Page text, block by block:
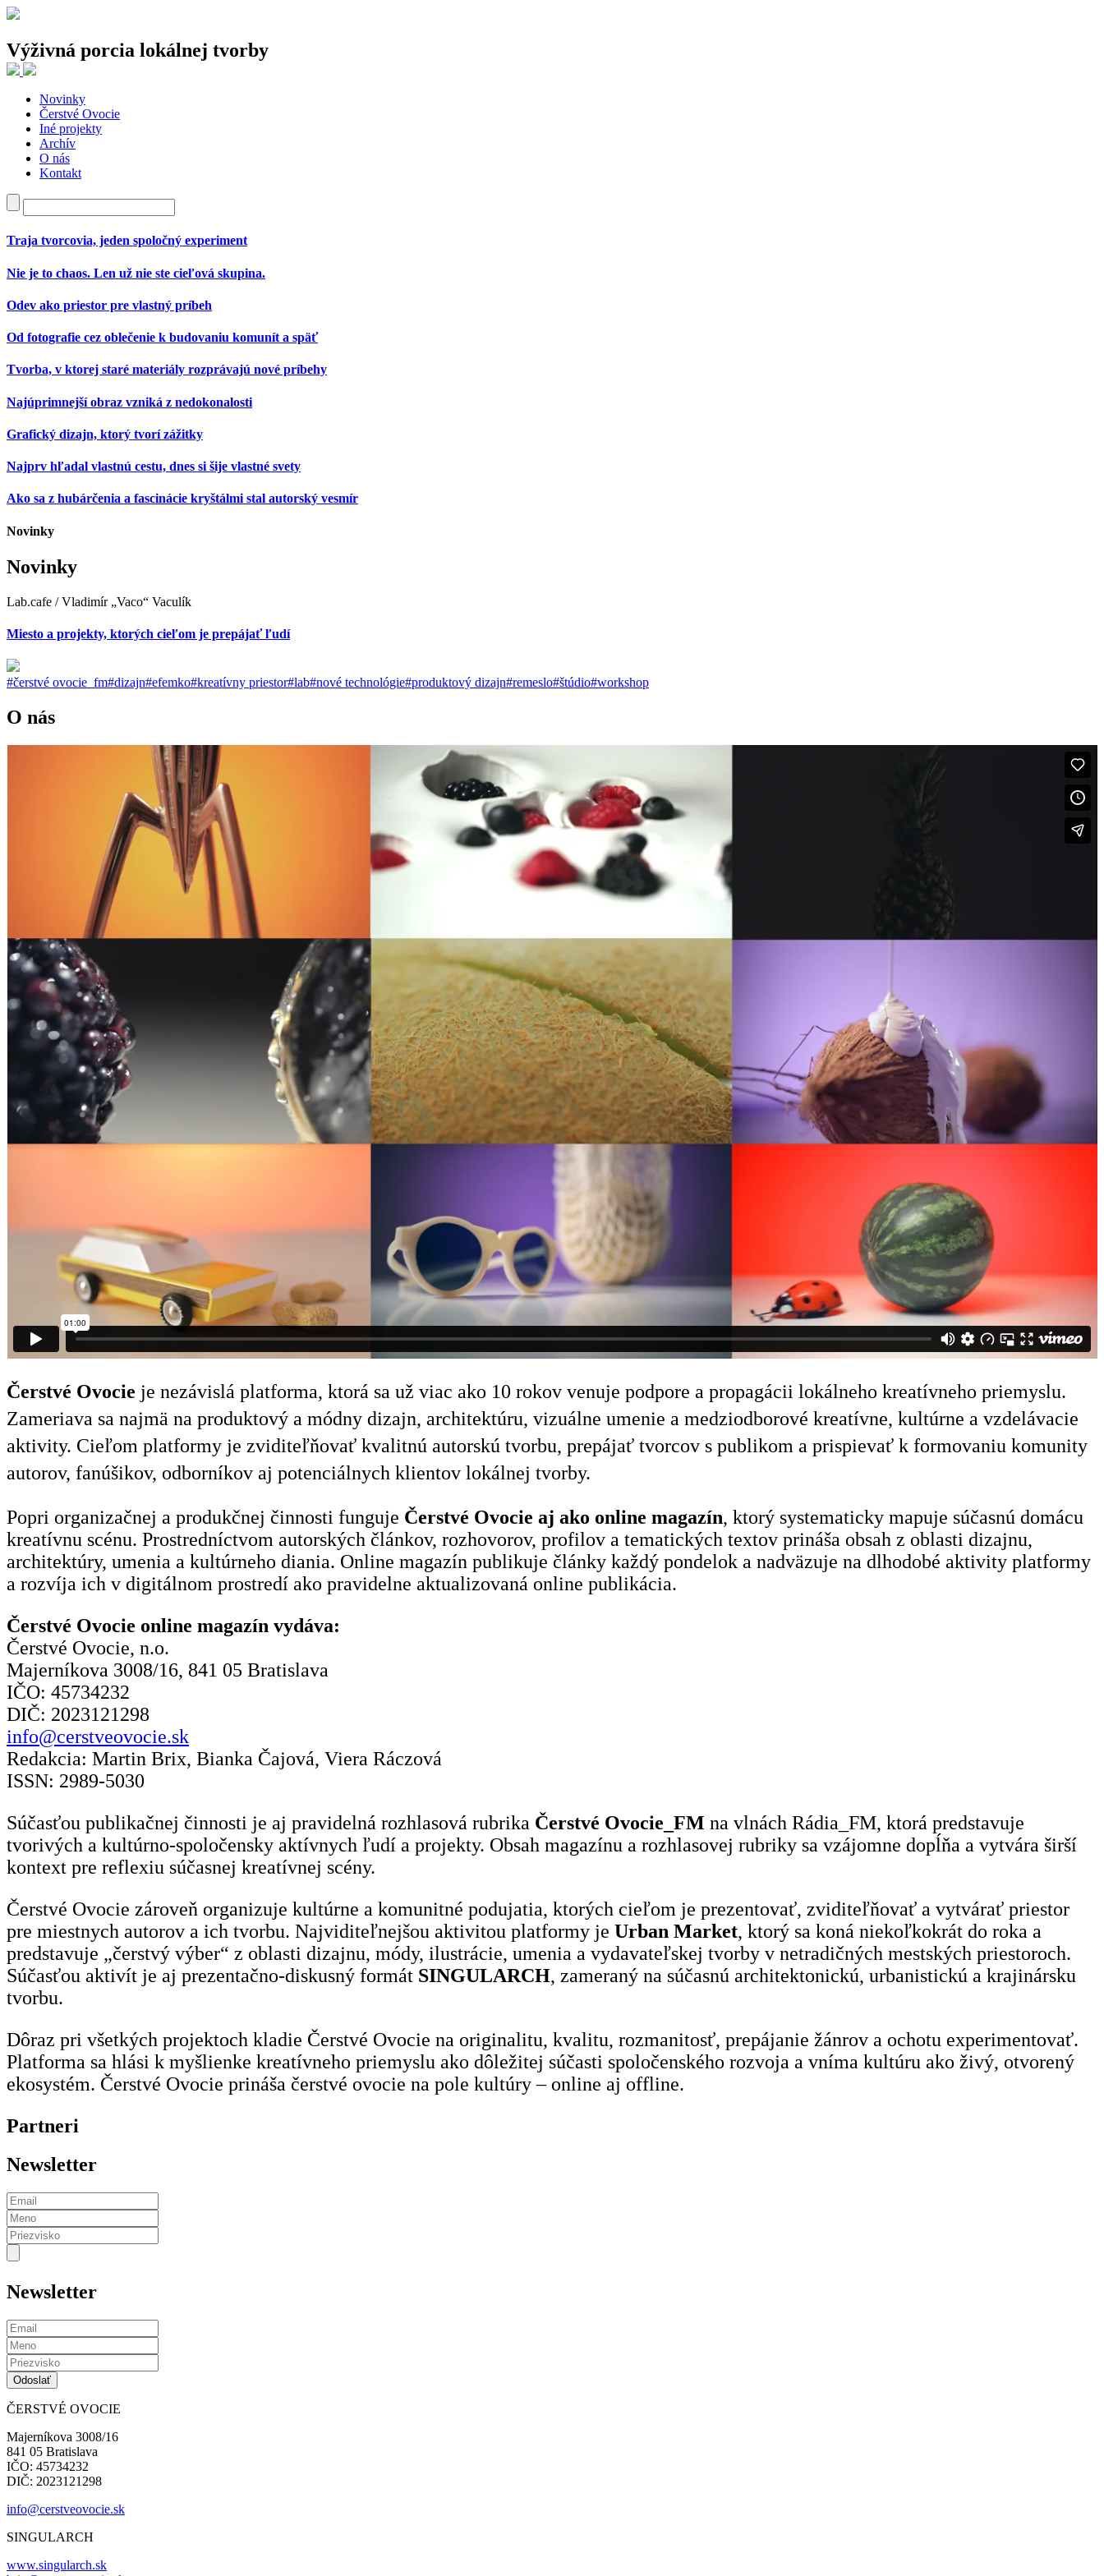
Výživná porcia lokálnej tvorby
Najnovšie články
Traja tvorcovia, jeden spoločný experiment
Nie je to chaos. Len už nie ste cieľová skupina.
Odev ako priestor pre vlastný príbeh
Od fotografie cez oblečenie k budovaniu komunít a späť
Novinky
Čerstvé Ovocie
Iné projekty
Archív
O nás
Kontakt
Traja tvorcovia, jeden spoločný experiment
Nie je to chaos. Len už nie ste cieľová skupina.
Odev ako priestor pre vlastný príbeh
Od fotografie cez oblečenie k budovaniu komunít a späť
Tvorba, v ktorej staré materiály rozprávajú nové príbehy
Najúprimnejší obraz vzniká z nedokonalosti
Grafický dizajn, ktorý tvorí zážitky
Najprv hľadal vlastnú cestu, dnes si šije vlastné svety
Ako sa z hubárčenia a fascinácie kryštálmi stal autorský vesmír
Novinky
Novinky
Lab.cafe / Vladimír „Vaco“ Vaculík
Miesto a projekty, ktorých cieľom je prepájať ľudí
#čerstvé ovocie_fm#dizajn#efemko#kreatívny priestor#lab#nové technológie#produktový dizajn#remeslo#štúdio#workshop
O nás
Čerstvé Ovocie je nezávislá platforma, ktorá sa už viac ako 10 rokov venuje podpore a propagácii lokálneho kreatívneho priemyslu.
Zameriava sa najmä na produktový a módny dizajn, architektúru, vizuálne umenie a medziodborové kreatívne, kultúrne a vzdelávacie
aktivity. Cieľom platformy je zviditeľňovať kvalitnú autorskú tvorbu, prepájať tvorcov s publikom a prispievať k formovaniu komunity
autorov, fanúšikov, odborníkov aj potenciálnych klientov lokálnej tvorby.
Popri organizačnej a produkčnej činnosti funguje Čerstvé Ovocie aj ako online magazín, ktorý systematicky mapuje súčasnú domácu
kreatívnu scénu. Prostredníctvom autorských článkov, rozhovorov, profilov a tematických textov prináša obsah z oblasti dizajnu,
architektúry, umenia a kultúrneho diania. Online magazín publikuje články každý pondelok a nadväzuje na dlhodobé aktivity platformy
a rozvíja ich v digitálnom prostredí ako pravidelne aktualizovaná online publikácia.
Čerstvé Ovocie online magazín vydáva:
Čerstvé Ovocie, n.o.
Majerníkova 3008/16, 841 05 Bratislava
IČO: 45734232
DIČ: 2023121298
info@cerstveovocie.sk
Redakcia: Martin Brix, Bianka Čajová, Viera Ráczová
ISSN: 2989-5030
Súčasťou publikačnej činnosti je aj pravidelná rozhlasová rubrika Čerstvé Ovocie_FM na vlnách Rádia_FM, ktorá predstavuje
tvorivých a kultúrno-spoločensky aktívnych ľudí a projekty. Obsah magazínu a rozhlasovej rubriky sa vzájomne dopĺňa a vytvára širší
kontext pre reflexiu súčasnej kreatívnej scény.
Čerstvé Ovocie zároveň organizuje kultúrne a komunitné podujatia, ktorých cieľom je prezentovať, zviditeľňovať a vytvárať priestor
pre miestnych autorov a ich tvorbu. Najviditeľnejšou aktivitou platformy je Urban Market, ktorý sa koná niekoľkokrát do roka a
predstavuje „čerstvý výber“ z oblasti dizajnu, módy, ilustrácie, umenia a vydavateľskej tvorby v netradičných mestských priestoroch.
Súčasťou aktivít je aj prezentačno-diskusný formát SINGULARCH, zameraný na súčasnú architektonickú, urbanistickú a krajinársku
tvorbu.
Dôraz pri všetkých projektoch kladie Čerstvé Ovocie na originalitu, kvalitu, rozmanitosť, prepájanie žánrov a ochotu experimentovať.
Platforma sa hlási k myšlienke kreatívneho priemyslu ako dôležitej súčasti spoločenského rozvoja a vníma kultúru ako živý, otvorený
ekosystém. Čerstvé Ovocie prináša čerstvé ovocie na pole kultúry – online aj offline.
Partneri
Newsletter
Newsletter
ČERSTVÉ OVOCIE
Majerníkova 3008/16
841 05 Bratislava
IČO: 45734232
DIČ: 2023121298
info@cerstveovocie.sk
SINGULARCH
www.singularch.sk